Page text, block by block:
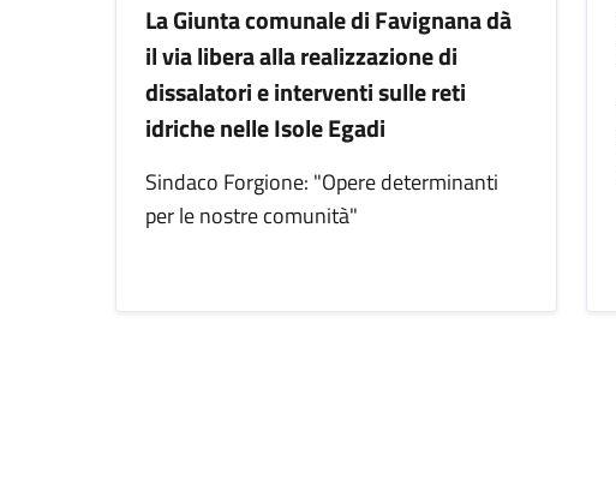
La Giunta comunale di Favignana dà
il via libera alla realizzazione di
dissalatori e interventi sulle reti
idriche nelle Isole Egadi
Sindaco Forgione: "Opere determinanti
per le nostre comunità"